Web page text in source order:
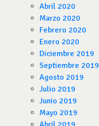
Abril 2020
Marzo 2020
Febrero 2020
Enero 2020
Diciembre 2019
Septiembre 2019
Agosto 2019
Julio 2019
Junio 2019
Mayo 2019